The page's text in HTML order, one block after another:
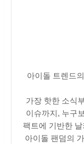
아이돌 트렌드
가장 핫한 소식
이슈까지, 누구
팩트에 기반한
아이돌 팬덤의